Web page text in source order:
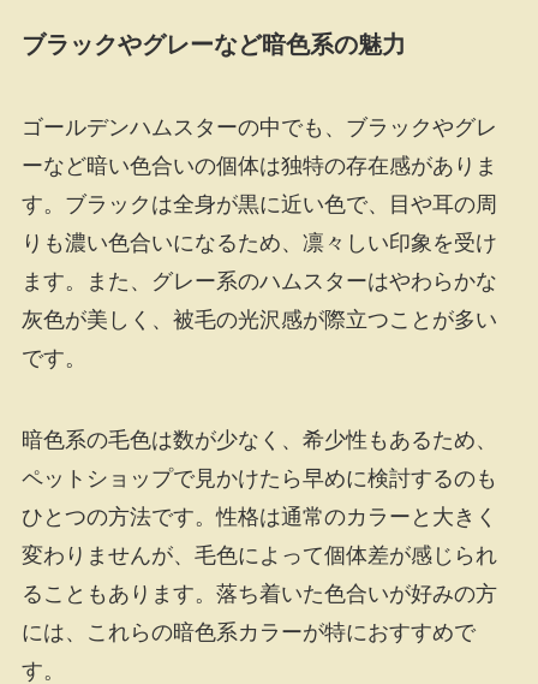
ブラックやグレーなど暗色系の魅力
ゴールデンハムスターの中でも、ブラックやグレ
ーなど暗い色合いの個体は独特の存在感がありま
す。ブラックは全身が黒に近い色で、目や耳の周
りも濃い色合いになるため、凛々しい印象を受け
ます。また、グレー系のハムスターはやわらかな
灰色が美しく、被毛の光沢感が際立つことが多い
です。
暗色系の毛色は数が少なく、希少性もあるため、
ペットショップで見かけたら早めに検討するのも
ひとつの方法です。性格は通常のカラーと大きく
変わりませんが、毛色によって個体差が感じられ
ることもあります。落ち着いた色合いが好みの方
には、これらの暗色系カラーが特におすすめで
す。